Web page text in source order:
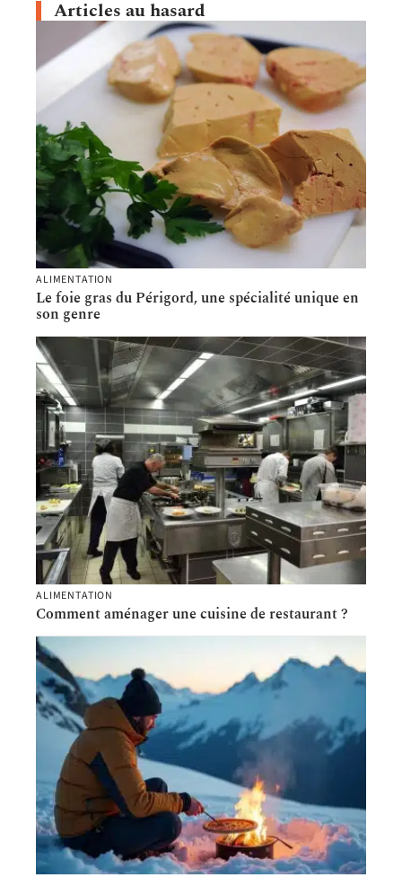
Articles au hasard
ALIMENTATION
Le foie gras du Périgord, une spécialité unique en
son genre
ALIMENTATION
Comment aménager une cuisine de restaurant ?